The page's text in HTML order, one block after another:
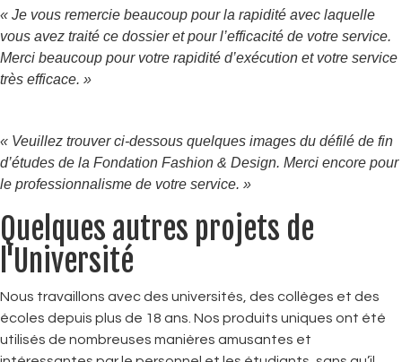
« Je vous remercie beaucoup pour la rapidité avec laquelle
vous avez traité ce dossier et pour l’efficacité de votre service.
Merci beaucoup pour votre rapidité d’exécution et votre service
très efficace. »
« Veuillez trouver ci-dessous quelques images du défilé de fin
d’études de la Fondation Fashion & Design. Merci encore pour
le professionnalisme de votre service. »
Quelques autres projets de
l'Université
Nous travaillons avec des universités, des collèges et des
écoles depuis plus de 18 ans. Nos produits uniques ont été
utilisés de nombreuses manières amusantes et